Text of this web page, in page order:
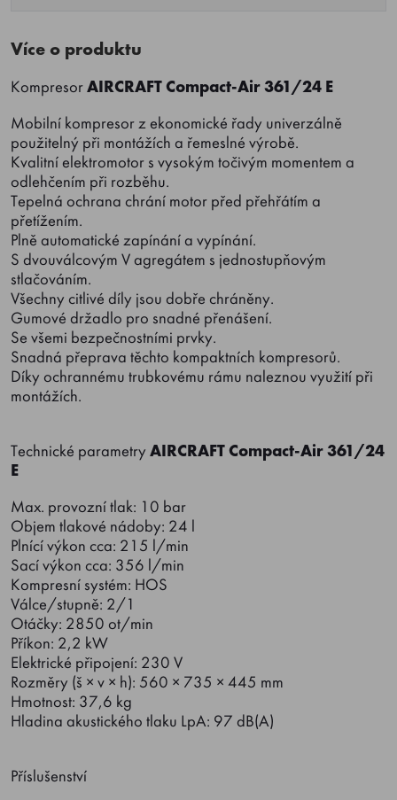
Více o produktu
KompresorAIRCRAFT Compact-Air 361/24 E
Mobilní kompresor z ekonomické řady univerzálně
použitelný při montážích a řemeslné výrobě.
Kvalitní elektromotor s vysokým točivým momentem a
odlehčením při rozběhu.
Tepelná ochrana chrání motor před přehřátím a
přetížením.
Plně automatické zapínání a vypínání.
S dvouválcovým V agregátem s jednostupňovým
stlačováním.
Všechny citlivé díly jsou dobře chráněny.
Gumové držadlo pro snadné přenášení.
Se všemi bezpečnostními prvky.
Snadná přeprava těchto kompaktních kompresorů.
Díky ochrannému trubkovému rámu naleznou využití při
montážích.
Technické parametryAIRCRAFT Compact-Air 361/24
E
Max. provozní tlak: 10 bar
Objem tlakové nádoby: 24 l
Plnící výkon cca: 215 l/min
Sací výkon cca: 356 l/min
Kompresní systém: HOS
Válce/stupně: 2/1
Otáčky: 2850 ot/min
Příkon: 2,2 kW
Elektrické připojení: 230 V
Rozměry (š × v × h): 560 × 735 × 445 mm
Hmotnost: 37,6 kg
Hladina akustického tlaku LpA: 97 dB(A)
Příslušenství